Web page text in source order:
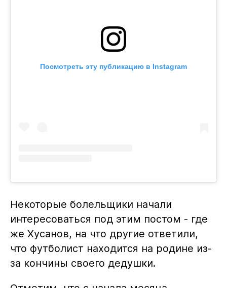
Посмотреть эту публикацию в Instagram
Некоторые болельщики начали
интересоваться под этим постом - где
же Хусанов, на что другие ответили,
что футболист находится на родине из-
за кончины своего дедушки.